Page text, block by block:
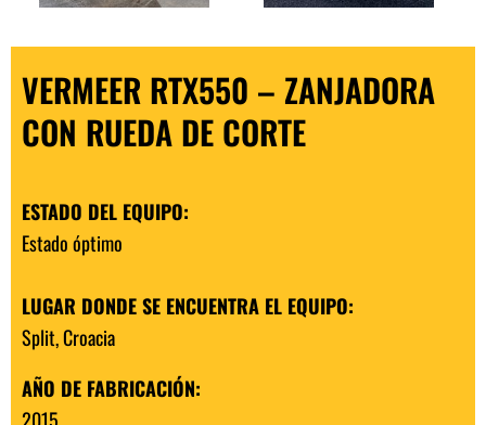
VERMEER RTX550 – ZANJADORA
CON RUEDA DE CORTE
ESTADO DEL EQUIPO:
Estado óptimo
LUGAR DONDE SE ENCUENTRA EL EQUIPO:
Split, Croacia
AÑO DE FABRICACIÓN: